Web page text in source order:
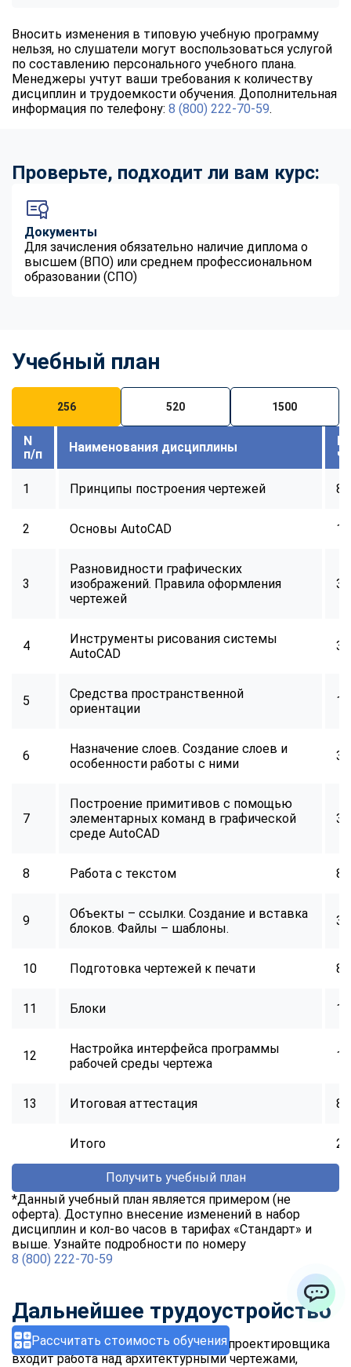
Рассчитать стоимость обучения
Вносить изменения в типовую учебную программу
нельзя, но слушатели могут воспользоваться услугой
по составлению персонального учебного плана.
Менеджеры учтут ваши требования к количеству
дисциплин и трудоемкости обучения. Дополнительная
информация по телефону: 8 (800) 222-70-59.
Проверьте, подходит ли вам курс:
Документы
Для зачисления обязательно наличие диплома о
высшем (ВПО) или среднем профессиональном
образовании (СПО)
Учебный план
256 520 1500
N
п/п
Наименования дисциплины
1 Принципы построения чертежей 8
2 Основы AutoCAD 16
3
Разновидности графических
изображений. Правила оформления
чертежей
32
4
Инструменты рисования системы
AutoCAD
32
5
Средства пространственной
ориентации
16
6
Назначение слоев. Создание слоев и
особенности работы с ними
32
7
Построение примитивов с помощью
элементарных команд в графической
среде AutoCAD
32
8 Работа с текстом 8
9
Объекты – ссылки. Создание и вставка
блоков. Файлы – шаблоны.
32
10 Подготовка чертежей к печати 8
11 Блоки 16
12
Настройка интерфейса программы
рабочей среды чертежа
16
13 Итоговая аттестация 8
Итого
Получить учебный план
*Данный учебный план является примером (не
оферта). Доступно внесение изменений в набор
дисциплин и кол-во часов в тарифах «Стандарт» и
выше. Узнайте подробности по номеру
8 (800) 222-70-59
Дальнейшее трудоустройство
В основные обязанности инженера-проектировщика
входит работа над архитектурными чертежами,
ChatApp
Свяжитесь с нами через любой удобный мессенджер!
Vkontakte EMail
Max
ChatApp